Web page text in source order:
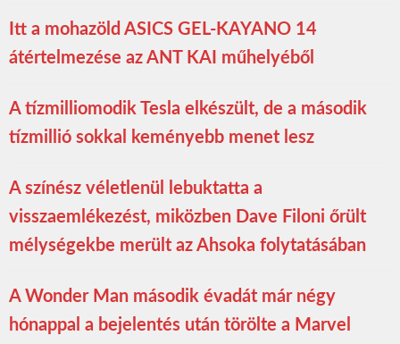
Itt a mohazöld ASICS GEL-KAYANO 14
átértelmezése az ANT KAI műhelyéből
A tízmilliomodik Tesla elkészült, de a második
tízmillió sokkal keményebb menet lesz
A színész véletlenül lebuktatta a
visszaemlékezést, miközben Dave Filoni őrült
mélységekbe merült az Ahsoka folytatásában
A Wonder Man második évadát már négy
hónappal a bejelentés után törölte a Marvel